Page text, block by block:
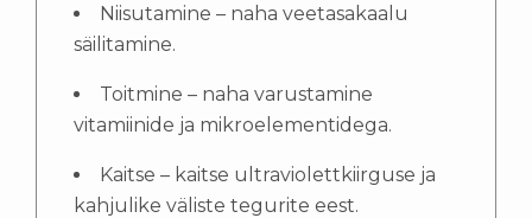
Niisutamine – naha veetasakaalu
säilitamine.
Toitmine – naha varustamine
vitamiinide ja mikroelementidega.
Kaitse – kaitse ultraviolettkiirguse ja
kahjulike väliste tegurite eest.